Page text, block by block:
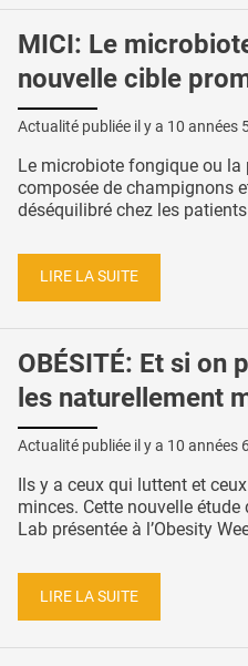
MICI: Le
nouvelle cible
Actualité publiée il y a 10 années
Le microbiote fongique ou
composée de champignons
déséquilibré chez les
LIRE LA SUITE
OBÉSITÉ: Et si on
les naturellement
Actualité publiée il y a 10 années
Ils y a ceux qui luttent et
minces. Cette nouvelle
Lab présentée à l’Obesity
LIRE LA SUITE